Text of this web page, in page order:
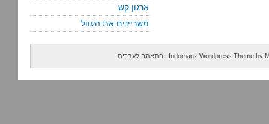
ארגון קש
משריינים את העוול
Indomagz Wordpress Theme by
| התאמה לעברית